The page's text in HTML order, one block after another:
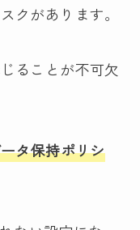
クがあります。
ることが不可欠
タ保持ポリシ